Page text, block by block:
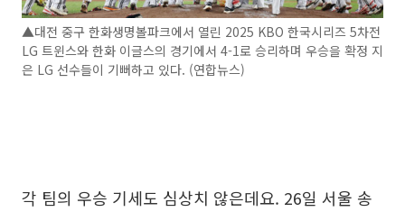
▲대전 중구 한화생명볼파크에서 열린 2025 KBO 한국시리즈 5차전
LG 트윈스와 한화 이글스의 경기에서 4-1로 승리하며 우승을 확정 지
은 LG 선수들이 기뻐하고 있다. (연합뉴스)
각 팀의 우승 기세도 심상치 않은데요. 26일 서울 송